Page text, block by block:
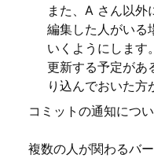
また、A さん以外
編集した人がいる
いくようにします
更新する予定があ
り込んでおいた方
コミットの通知につ
複数の人が関わるバ